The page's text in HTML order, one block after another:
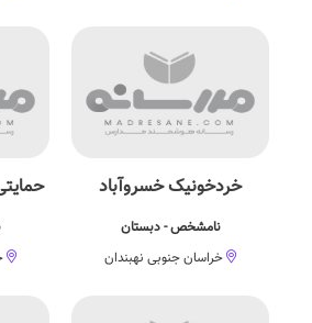
خردخونیک خسروآباد
نامشخص - دبستان
خراسان جنوبی نهبندان